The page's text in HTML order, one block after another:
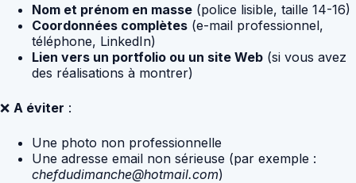
Nom et prénom en masse (police lisible, taille 14-16)
Coordonnées complètes (e-mail professionnel,
téléphone, LinkedIn)
Lien vers un portfolio ou un site Web (si vous avez
des réalisations à montrer)
❌ A éviter :
Une photo non professionnelle
Une adresse email non sérieuse (par exemple :
chefdudimanche@hotmail.com)